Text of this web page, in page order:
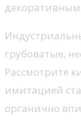
грубоватые,
Рассмотрите
имитацией
органично